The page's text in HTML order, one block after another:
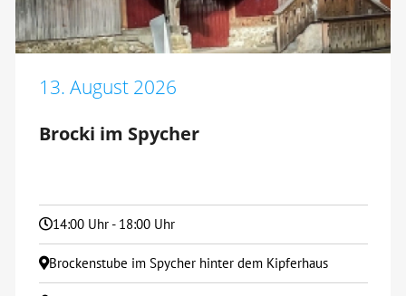
13. August 2026
Brocki im Spycher
14:00 Uhr - 18:00 Uhr
Brockenstube im Spycher hinter dem Kipferhaus